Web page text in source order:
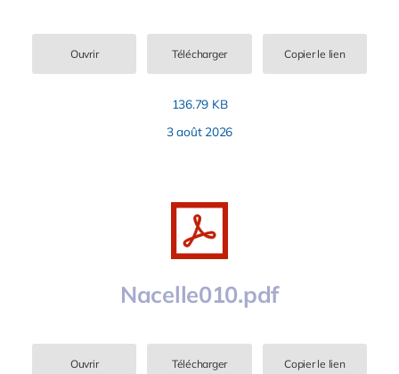
Ouvrir Télécharger Copier le lien
136.79 KB
3 août 2026
Nacelle010.pdf
Ouvrir Télécharger Copier le lien